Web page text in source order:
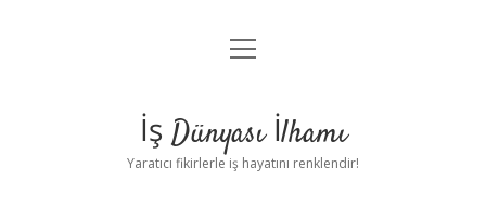
Anasayfa
Yasal Uyarı
menüyü
İş Dünyası İlhamı
Yaratıcı fikirlerle iş hayatını renklendir!